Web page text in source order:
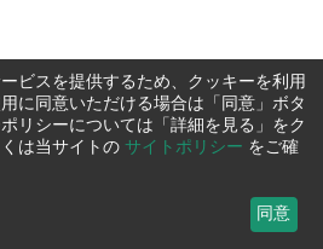
ビスを提供するため、クッキーを利用
に同意いただける場合は「同意」ボタ
リシーについては「詳細を見る」をク
は当サイトの サイトポリシー をご確
同意